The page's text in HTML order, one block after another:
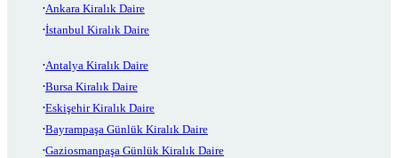
Ankara Kiralık Daire
İstanbul Kiralık Daire
Antalya Kiralık Daire
Bursa Kiralık Daire
Eskişehir Kiralık Daire
Bayrampaşa Günlük Kiralık Daire
Gaziosmanpaşa Günlük Kiralık Daire